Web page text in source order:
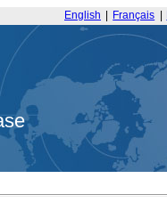
English Français